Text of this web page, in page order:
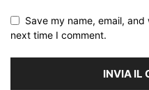
Save my name, email,
next time I comment.